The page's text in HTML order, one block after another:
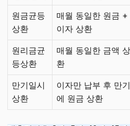
원금균등
상환
매월 동일한 원금 +
이자 상환
원리금균
등상환
매월 동일한 금액 상
환
만기일시
상환
이자만 납부 후 만기
에 원금 상환